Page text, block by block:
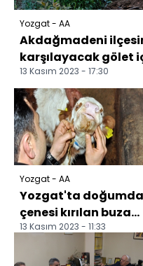
Yozgat - AA
Akdağmadeni
karşılayacak gölet
13 Kasım 2023 - 17:30
Yozgat - AA
Yozgat'ta doğumda
çenesi kırılan buzağı
tedavi edildi
13 Kasım 2023 - 11:33